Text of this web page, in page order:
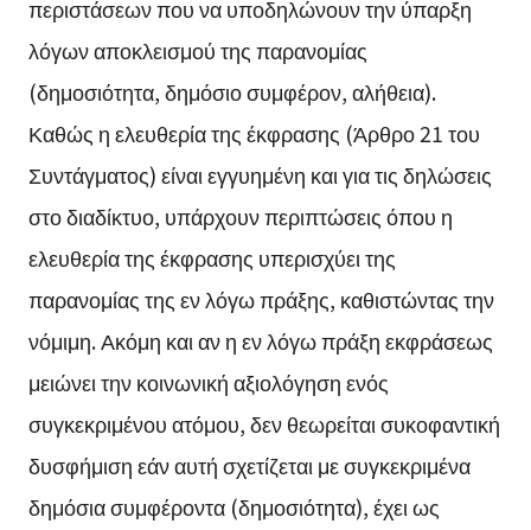
περιστάσεων που να υποδηλώνουν την ύπαρξη
λόγων αποκλεισμού της παρανομίας
(δημοσιότητα, δημόσιο συμφέρον, αλήθεια).
Καθώς η ελευθερία της έκφρασης (Άρθρο 21 του
Συντάγματος) είναι εγγυημένη και για τις δηλώσεις
στο διαδίκτυο, υπάρχουν περιπτώσεις όπου η
ελευθερία της έκφρασης υπερισχύει της
παρανομίας της εν λόγω πράξης, καθιστώντας την
νόμιμη. Ακόμη και αν η εν λόγω πράξη εκφράσεως
μειώνει την κοινωνική αξιολόγηση ενός
συγκεκριμένου ατόμου, δεν θεωρείται συκοφαντική
δυσφήμιση εάν αυτή σχετίζεται με συγκεκριμένα
δημόσια συμφέροντα (δημοσιότητα), έχει ως